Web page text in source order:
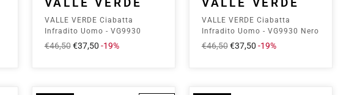
VALLE VERDE Ciabatta
Infradito Uomo - VG9930
Marrone
Prezzo
€46,50 Prezzo
€37,50 -19%
VALLE VERDE Ciabatta
Infradito Uomo - VG9930 Nero
Prezzo
€46,50 Prezzo
€37,50 -19%